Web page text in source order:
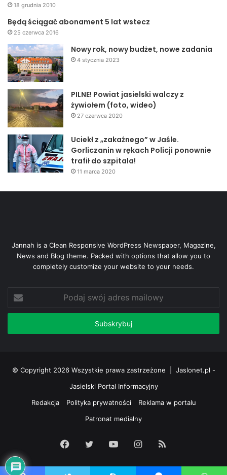
18 grudnia 2010
Będą ściągać abonament 5 lat wstecz
25 czerwca 2016
Nowy rok, nowy budżet, nowe zadania
4 stycznia 2023
PILNE! Powiat jasielski walczy z
żywiołem (foto, wideo)
27 czerwca 2020
Uciekł z „zakaźnego” w Jaśle.
Gorliczanin w rękach Policji ponownie
trafił do szpitala!
11 marca 2020
Jannah is a Clean Responsive WordPress Newspaper, Magazine,
News and Blog theme. Packed with options that allow you to
completely customize your website to your needs.
swój
adres
© Copyright 2026 Wszystkie prawa zastrzeżone | Jaslonet.pl -
Jasielski Portal Informacyjny
Redakcja
Polityka prywatności
Reklama w portalu
Patronat medialny
Facebook
Twitter YouTubeInstagram